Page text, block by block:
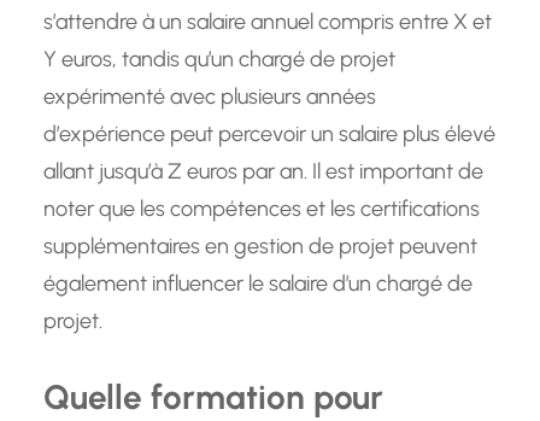
s’attendre à un salaire annuel compris entre X et
Y euros, tandis qu’un chargé de projet
expérimenté avec plusieurs années
d’expérience peut percevoir un salaire plus élevé
allant jusqu’à Z euros par an. Il est important de
noter que les compétences et les certifications
supplémentaires en gestion de projet peuvent
également influencer le salaire d’un chargé de
projet.
Quelle formation pour